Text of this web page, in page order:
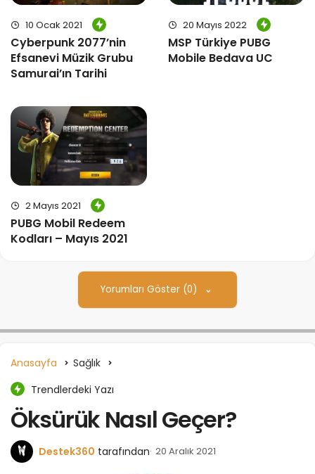
10 Ocak 2021
Cyberpunk 2077’nin
Efsanevi Müzik Grubu
Samurai’ın Tarihi
20 Mayıs 2022
MSP Türkiye PUBG
Mobile Bedava UC
2 Mayıs 2021
PUBG Mobil Redeem
Kodları – Mayıs 2021
Yorumları Göster (0)
Anasayfa
Sağlık
Trendlerdeki Yazı
Öksürük Nasıl Geçer?
Destek360 tarafından 20 Aralık 2021